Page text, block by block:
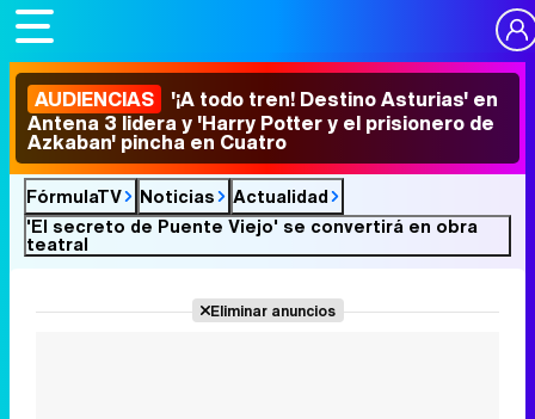
AUDIENCIAS '¡A todo tren! Destino Asturias' en
Antena 3 lidera y 'Harry Potter y el prisionero de
Azkaban' pincha en Cuatro
FórmulaTV Noticias
Actualidad
'El secreto de Puente Viejo' se convertirá en obra
teatral
Eliminar anuncios